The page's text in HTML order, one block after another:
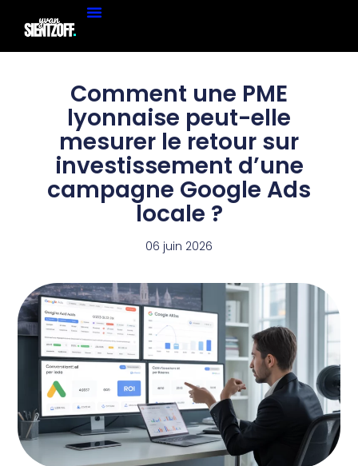
Comment une PME
lyonnaise peut-elle
mesurer le retour sur
investissement d’une
campagne Google Ads
locale ?
06 juin 2026